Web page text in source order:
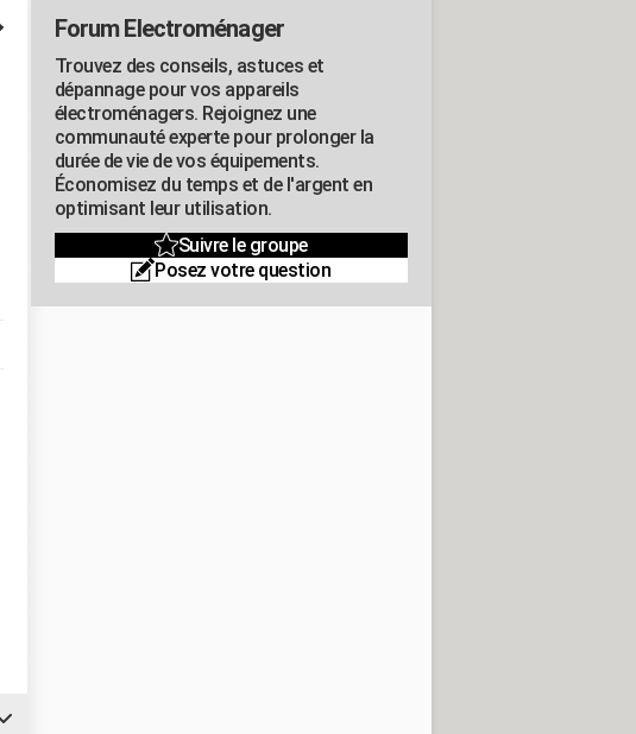
Forum Electroménager
Trouvez des conseils, astuces et
dépannage pour vos appareils
électroménagers. Rejoignez une
communauté experte pour prolonger la
durée de vie de vos équipements.
Économisez du temps et de l'argent en
optimisant leur utilisation.
Suivre le groupe
Posez votre question